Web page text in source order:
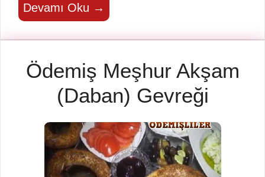
Devamı Oku →
Ödemiş Meşhur Akşam
(Daban) Gevreği